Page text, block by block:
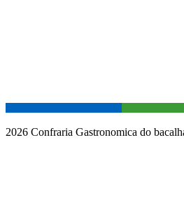
2026 Confraria Gastronomica do